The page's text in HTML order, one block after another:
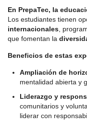
En PrepaTec, la
Los estudiantes tienen
internacionales ,
que fomentan la
Beneficios de estas
Ampliación de
mentalidad abierta y
Liderazgo y
comunitarios y
liderar con